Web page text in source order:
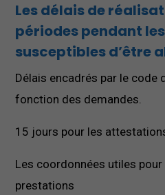
Les délais de
périodes pendant
susceptibles d’être
Délais encadrés par le code
fonction des demandes.
15 jours pour les
Les coordonnées utiles
prestations